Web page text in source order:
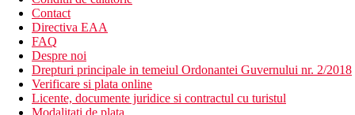
Contact
Directiva EAA
FAQ
Despre noi
Drepturi principale in temeiul Ordonantei Guvernului nr. 2/2018
Verificare si plata online
Licente, documente juridice si contractul cu turistul